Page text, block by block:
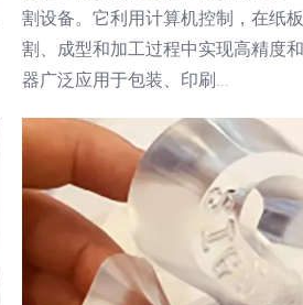
割设备。它利用计算机控制，在纸
割、成型和加工过程中实现高精度
器广泛应用于包装、印刷...